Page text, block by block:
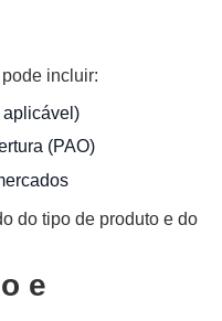
incluir:
aplicável)
(PAO)
do tipo de produto e do
e